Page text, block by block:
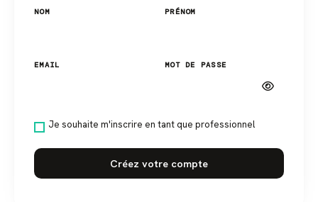
NOM PRÉNOM
EMAIL MOT DE PASSE
Je souhaite m'inscrire en tant que professionnel
Créez votre compte